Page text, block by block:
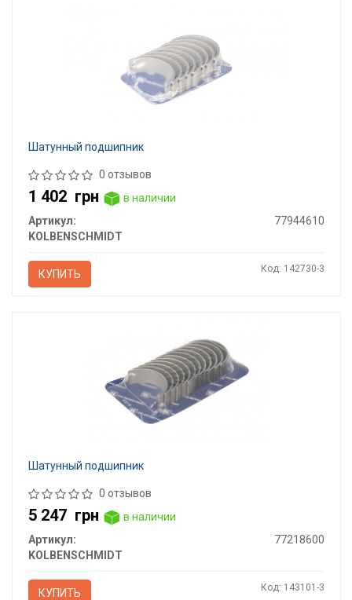
Шатунный подшипник
0 отзывов
1 402 грн
в наличии
Артикул:
77944610
KOLBENSCHMIDT
КУПИТЬ Код: 142730-3
Шатунный подшипник
0 отзывов
5 247 грн
в наличии
Артикул:
77218600
KOLBENSCHMIDT
КУПИТЬ Код: 143101-3